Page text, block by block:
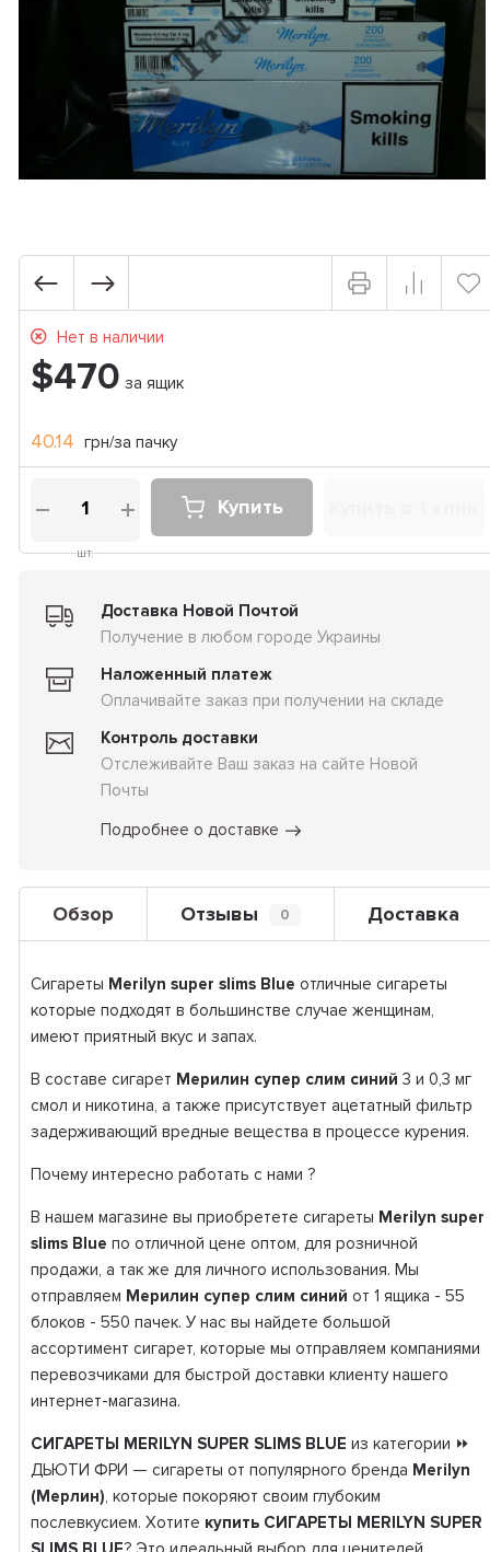
Нет в наличии
$470 за ящик
40.14 грн/за пачку
шт.
Купить
Доставка Новой Почтой
Получение в любом городе Украины
Наложенный платеж
Оплачивайте заказ при получении на складе
Контроль доставки
Отслеживайте Ваш заказ на сайте Новой
Почты
Подробнее о доставке
Обзор Отзывы 0 Доставка
Сигареты Merilyn super slims Blue отличные сигареты
которые подходят в большинстве случае женщинам,
имеют приятный вкус и запах.
В составе сигарет Мерилин супер слим синий 3 и 0,3 мг
смол и никотина, а также присутствует ацетатный фильтр
задерживающий вредные вещества в процессе курения.
Почему интересно работать с нами ?
В нашем магазине вы приобретете сигареты Merilyn super
slims Blue по отличной цене оптом, для розничной
продажи, а так же для личного использования. Мы
отправляем Мерилин супер слим синий от 1 ящика - 55
блоков - 550 пачек. У нас вы найдете большой
ассортимент сигарет, которые мы отправляем компаниями
перевозчиками для быстрой доставки клиенту нашего
интернет-магазина.
СИГАРЕТЫ MERILYN SUPER SLIMS BLUE из категории ⏩
ДЬЮТИ ФРИ — сигареты от популярного бренда Merilyn
(Мерлин), которые покоряют своим глубоким
послевкусием. Хотите купить СИГАРЕТЫ MERILYN SUPER